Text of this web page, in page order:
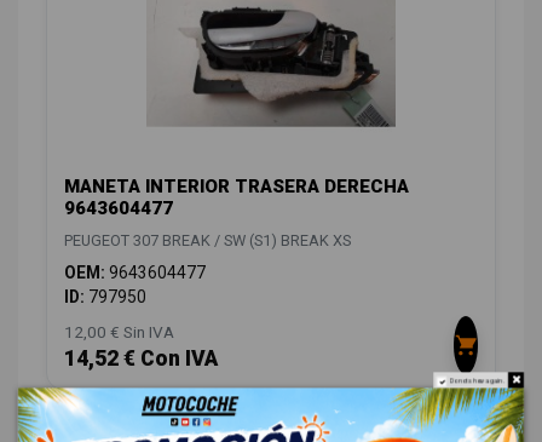
MANETA INTERIOR TRASERA DERECHA
9643604477
PEUGEOT 307 BREAK / SW (S1) BREAK XS
OEM: 9643604477
ID: 797950
12,00 € Sin IVA
14,52 € Con IVA
Do not show again.